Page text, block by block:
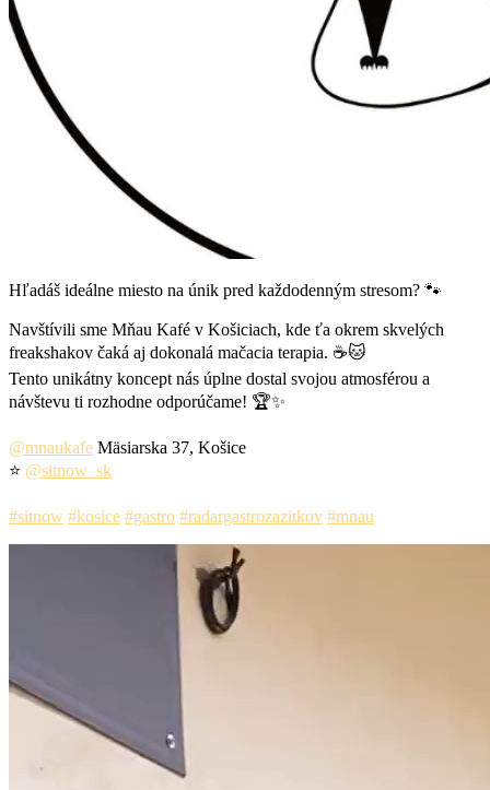
Hľadáš ideálne miesto na únik pred každodenným stresom? 🐾
Navštívili sme Mňau Kafé v Košiciach, kde ťa okrem skvelých
freakshakov čaká aj dokonalá mačacia terapia. ☕️🐱
Tento unikátny koncept nás úplne dostal svojou atmosférou a
návštevu ti rozhodne odporúčame! 🏆✨
@mnaukafe Mäsiarska 37, Košice
⭐️ @sitnow_sk
#sitnow #kosice #gastro #radargastrozazitkov #mnau